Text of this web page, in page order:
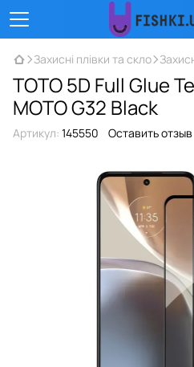
Захисні плівки та скло
TOTO 5D Full Glue
MOTO G32 Black
Артикул: 145550 Оставить отзыв